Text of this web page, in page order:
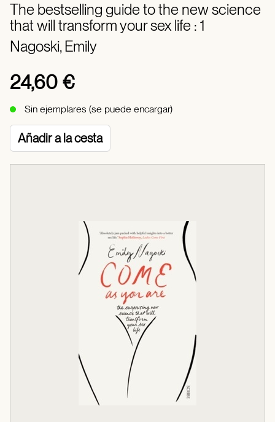
The bestselling guide to the new science
that will transform your sex life : 1
Nagoski, Emily
24,60 €
Sin ejemplares (se puede encargar)
Añadir a la cesta